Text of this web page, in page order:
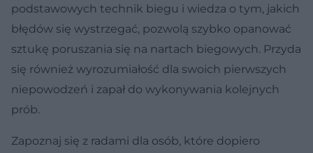
podstawowych technik biegu i wiedza o tym, jakich
błędów się wystrzegać, pozwolą szybko opanować
sztukę poruszania się na nartach biegowych. Przyda
się również wyrozumiałość dla swoich pierwszych
niepowodzeń i zapał do wykonywania kolejnych
prób.
Zapoznaj się z radami dla osób, które dopiero